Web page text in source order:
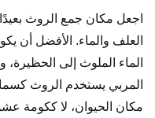
اجعل مكان جمع الروث
العلف والماء. الأفضل أن
الماء الملوث إلى الحظيرة،
المربي يستخدم الروث
مكان الحيوان، لا ككومة